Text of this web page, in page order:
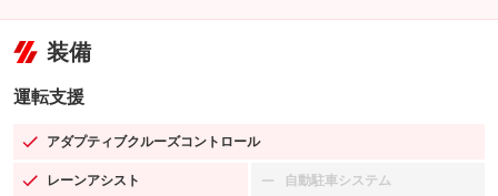
装備
運転支援
アダプティブクルーズコントロール
：装備あり
レーンアシスト
：装備あり 自動駐車システム
：装備なし